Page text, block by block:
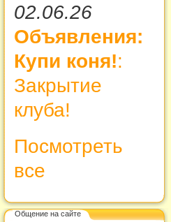
02.06.26
Объявления:
Купи коня!:
Закрытие
клуба!
Посмотреть
все
Общение на сайте